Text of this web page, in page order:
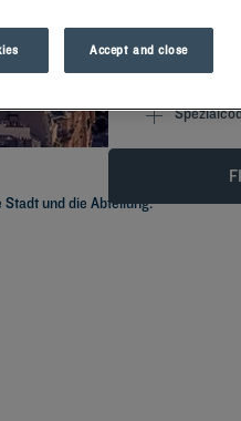
und die Abteilung.
Accept and close